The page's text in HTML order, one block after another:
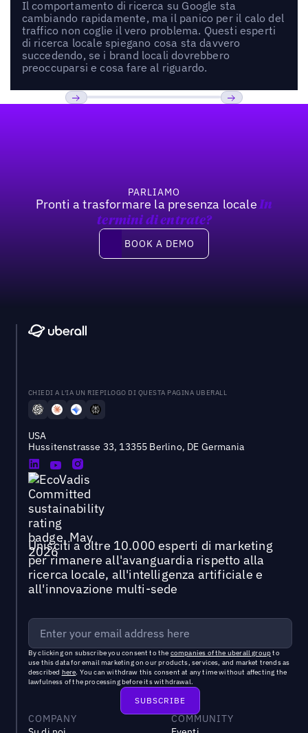
Il comportamento di ricerca su Google sta
cambiando rapidamente, ma il panico per il calo del
traffico non coglie il vero problema. Questi esperti
di ricerca locale spiegano cosa sta davvero
succedendo, se i brand locali dovrebbero
preoccuparsi e cosa fare al riguardo.
PARLIAMO
Pronti a trasformare la presenza locale In
termini di entrate?
Book a demo
BOOK A DEMO
CHIEDI A L'IA UN RIEPILOGO DI QUESTA PAGINA UBERALL
USA
Hussitenstrasse 33, 13355 Berlino, DE Germania
Unisciti a oltre 10.000 esperti di marketing
per rimanere all'avanguardia rispetto alla
ricerca locale, all'intelligenza artificiale e
all'innovazione multi-sede
By clicking on subscribe you consent to the companies of the uberall groupto
use this data for email marketing on our products, services, and market trends as
described here. You can withdraw this consent at any time without affecting the
lawfulness of the processing before its withdrawal.
COMPANY
COMMUNITY